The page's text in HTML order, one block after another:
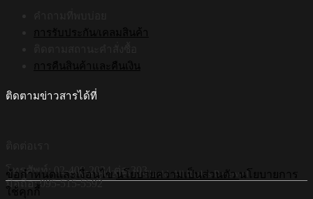
การรับประกัน/เคลมสินค้า
การคืนสินค้าและคืนเงิน
ติดตามข่าวสารได้ที่
โทรศัพท์: 02-408-2034 ต่อ 303
มือถือ: 095-515-5592
©Copyright 2026 Hi-Shield All Rights Reserved.
ข้อกำหนดและเงื่อนไข นโยบายความเป็นส่วนตัว นโยบายการ
ใช้คุกกี้